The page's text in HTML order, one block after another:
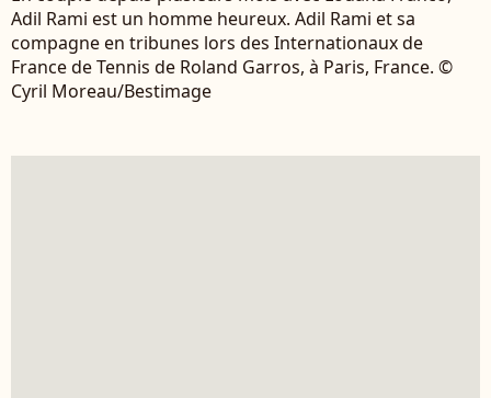
Adil Rami est un homme heureux. Adil Rami et sa
compagne en tribunes lors des Internationaux de
France de Tennis de Roland Garros, à Paris, France. ©
Cyril Moreau/Bestimage